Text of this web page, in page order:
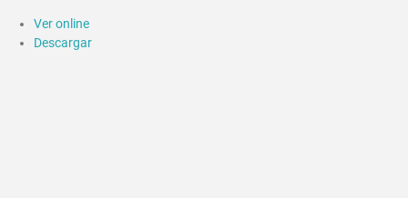
Ver online
Descargar